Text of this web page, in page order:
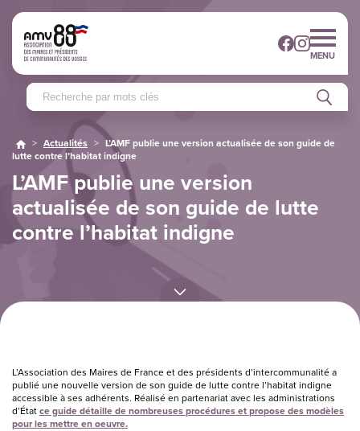
MENU
> Actualités > L’AMF publie une version actualisée de son guide de
lutte contre l’habitat indigne
L’AMF publie une version
actualisée de son guide de lutte
contre l’habitat indigne
L’Association des Maires de France et des présidents d’intercommunalité a
publié une nouvelle version de son guide de lutte contre l’habitat indigne
accessible à ses adhérents. Réalisé en partenariat avec les administrations
d’Étatce guide détaille de nombreuses procédures et propose des modèles
pour les mettre en oeuvre.